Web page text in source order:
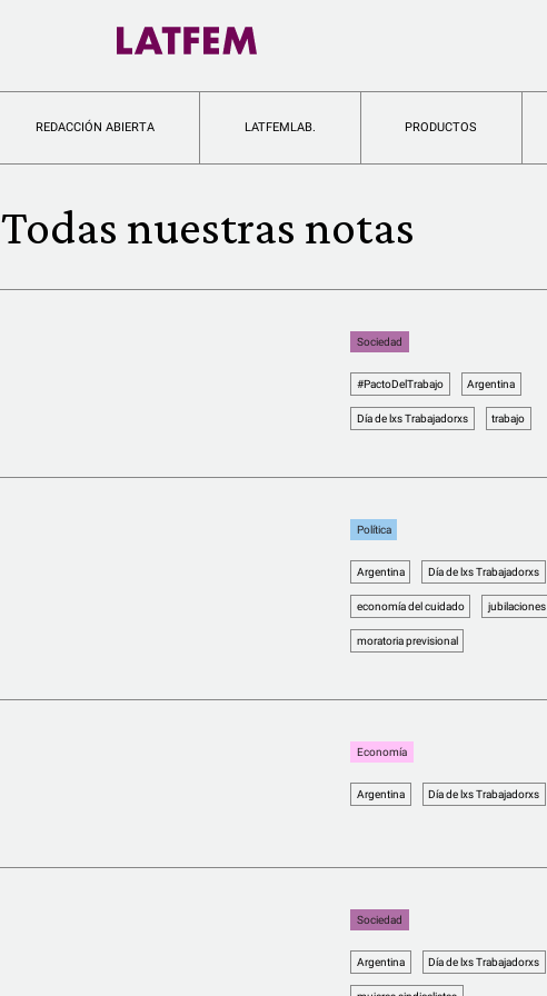
REDACCIÓN ABIERTA LATFEMLAB. PRODUCTOS
Todas nuestras notas
Sociedad
#PactoDelTrabajo Argentina
Día de lxs Trabajadorxs trabajo
Política
Argentina Día de lxs Trabajadorxs
economía del cuidado jubilaciones
moratoria previsional
Economía
Argentina Día de lxs Trabajadorxs
Sociedad
Argentina Día de lxs Trabajadorxs